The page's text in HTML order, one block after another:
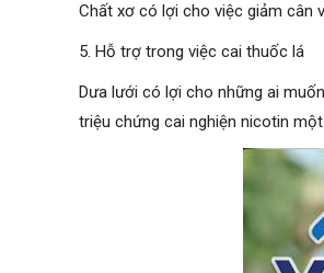
Chất xơ có lợi cho việc giảm cân
5. Hỗ trợ trong việc cai thuốc lá
Dưa lưới có lợi cho những ai
triệu chứng cai nghiện nicotin